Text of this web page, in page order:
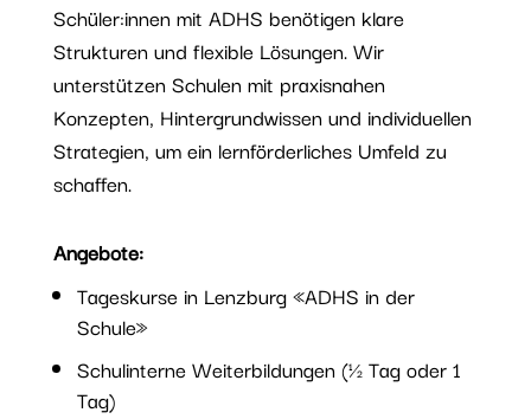
Schüler:innen mit ADHS benötigen klare
Strukturen und flexible Lösungen. Wir
unterstützen Schulen mit praxisnahen
Konzepten, Hintergrundwissen und individuellen
Strategien, um ein lernförderliches Umfeld zu
schaffen.
Angebote:
Tageskurse in Lenzburg «ADHS in der
Schule»
Schulinterne Weiterbildungen (½ Tag oder 1
Tag)